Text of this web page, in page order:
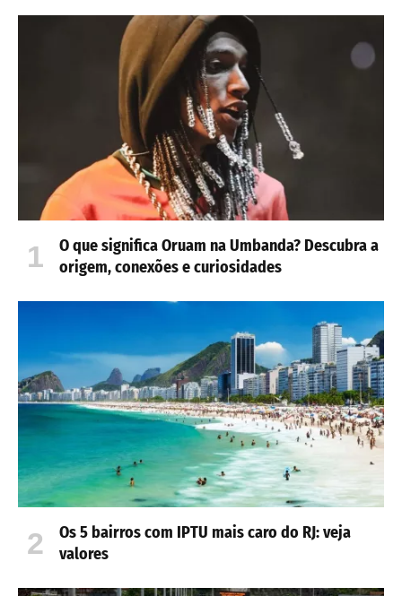
O que significa Oruam na Umbanda? Descubra a
origem, conexões e curiosidades
Os 5 bairros com IPTU mais caro do RJ: veja
valores